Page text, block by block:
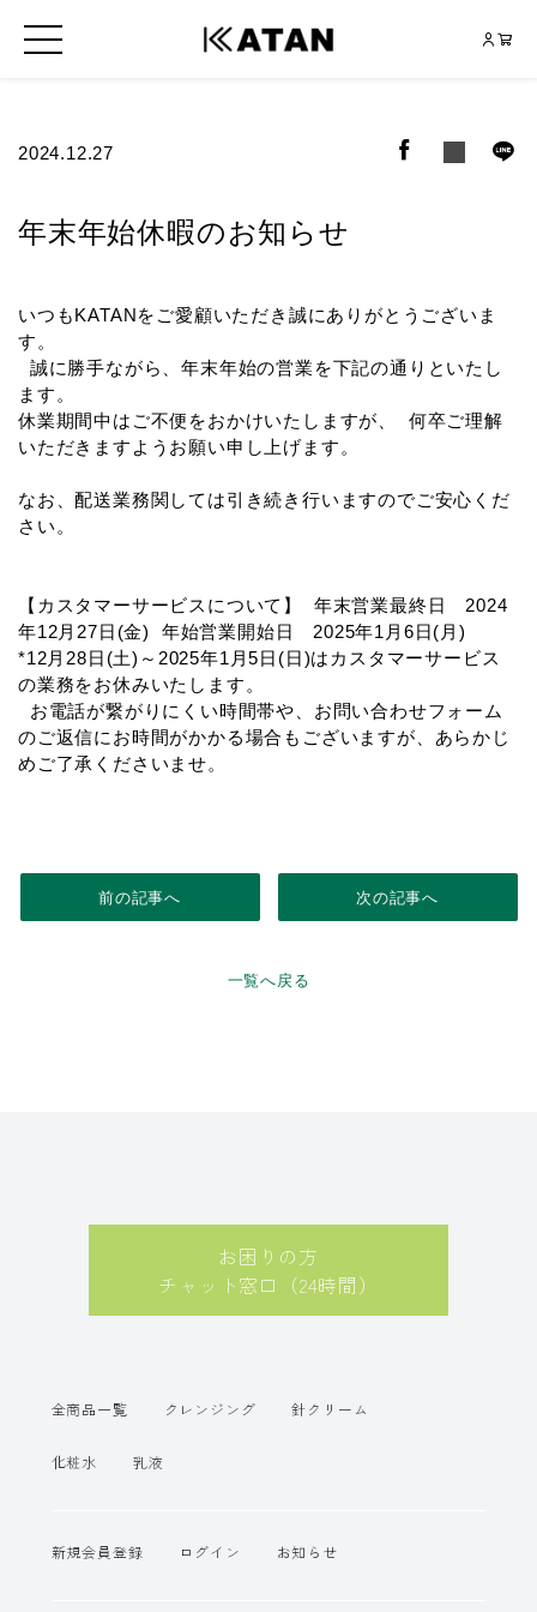
2024.12.27
年末年始休暇のお知らせ
いつもKATANをご愛顧いただき誠にありがとうございま
す。
誠に勝手ながら、年末年始の営業を下記の通りといたし
ます。
休業期間中はご不便をおかけいたしますが、 何卒ご理解
いただきますようお願い申し上げます。
なお、配送業務関しては引き続き行いますのでご安心くだ
さい。
【カスタマーサービスについて】 年末営業最終日 2024
年12月27日(金) 年始営業開始日 2025年1月6日(月)
*12月28日(土)～2025年1月5日(日)はカスタマーサービス
の業務をお休みいたします。
お電話が繋がりにくい時間帯や、お問い合わせフォーム
のご返信にお時間がかかる場合もございますが、あらかじ
めご了承くださいませ。
前の記事へ
一覧へ戻る
次の記事へ
お困りの方
チャット窓口（24時間）
全商品一覧 クレンジング 針クリーム
化粧水 乳液
新規会員登録 ログイン お知らせ